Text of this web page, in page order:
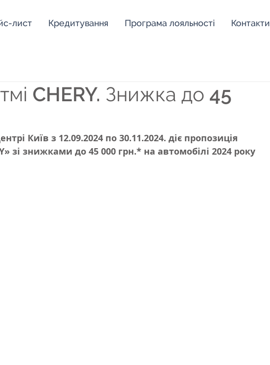
лист Кредитування Програма лояльності Контакти
CHERY. Знижка до 45
Київ з 12.09.2024 по 30.11.2024. діє пропозиція
зі знижками до 45 000 грн.* на автомобілі 2024 року